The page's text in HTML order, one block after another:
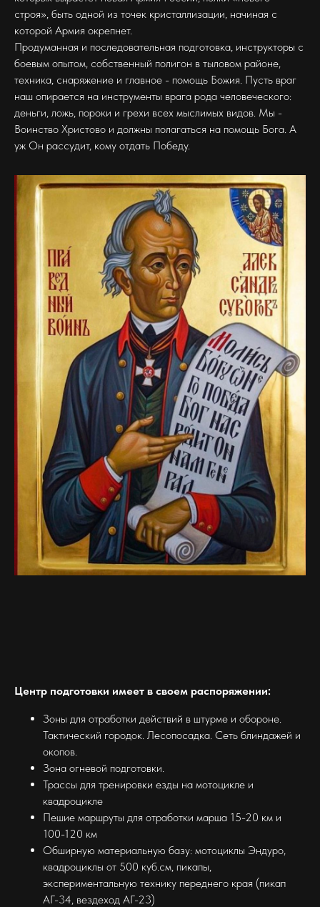
строя», быть одной из точек кристаллизации, начиная с
которой Армия окрепнет.
Продуманная и последовательная подготовка, инструкторы с
боевым опытом, собственный полигон в тыловом районе,
техника, снаряжение и главное - помощь Божия. Пусть враг
наш опирается на инструменты врага рода человеческого:
деньги, ложь, пороки и грехи всех мыслимых видов. Мы -
Воинство Христово и должны полагаться на помощь Бога. А
уж Он рассудит, кому отдать Победу.
Центр подготовки имеет в своем распоряжении:
Зоны для отработки действий в штурме и обороне.
Тактический городок. Лесопосадка. Сеть блиндажей и
окопов.
Зона огневой подготовки.
Трассы для тренировки езды на мотоцикле и
квадроцикле
Пешие маршруты для отработки марша 15-20 км и
100-120 км
Обширную материальную базу: мотоциклы Эндуро,
квадроциклы от 500 куб.см, пикапы,
экспериментальную технику переднего края (пикап
АГ-34, вездеход АГ-23)